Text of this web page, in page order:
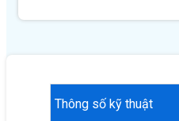
Thông số kỹ thuật